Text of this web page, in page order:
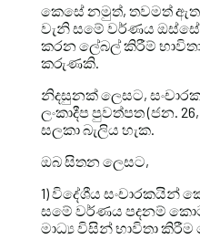
කෙසේ නමුත්, තවමත් ඇතැම්
වැනි සමේ වර්ණය
කරන ලේබල් කිරීම්
කරුණකි.
නිදසුනක් ලෙසට,
ලංකාදීප පුවත්පත (ජන.
සලකා බැලිය හැක.
ඔබ සිතන ලෙසට,
1) විදේශීය
සමේ වර්ණය පදනම්
මාධ්‍ය විසින් භාවිතා